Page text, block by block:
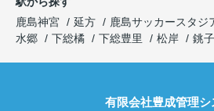
鹿島神宮
延方 鹿島サッカースタジ
水郷
下総橘 下総豊里 松岸 銚子
有限会社豊成管理シ